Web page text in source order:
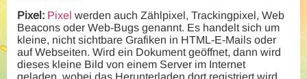
Pixel: Pixel werden auch Zählpixel, Trackingpixel, Web
Beacons oder Web-Bugs genannt. Es handelt sich um
kleine, nicht sichtbare Grafiken in HTML-E-Mails oder
auf Webseiten. Wird ein Dokument geöffnet, dann wird
dieses kleine Bild von einem Server im Internet